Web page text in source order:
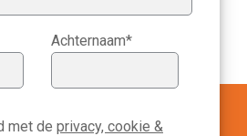
Achternaam*
met de privacy, cookie &